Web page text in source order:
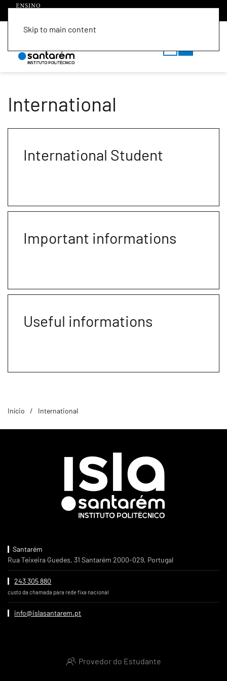
Skip to main content
International
International Student
Important informations
Useful informations
Início International
Santarém
Rua Teixeira Guedes, 31 Santarém 2000-029, Portugal
243 305 880
custo da chamada para rede fixa nacional
info@islasantarem.pt
Provedor do Estudante